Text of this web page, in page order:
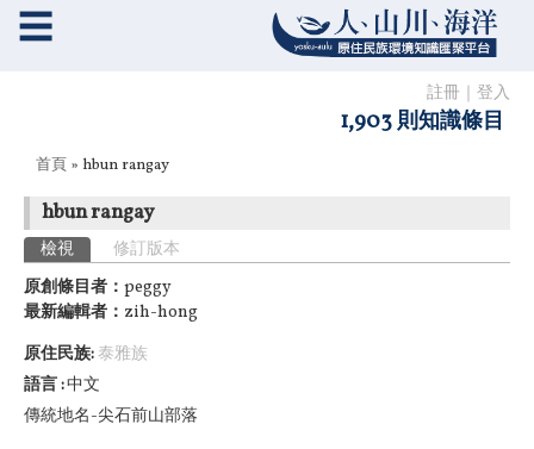
註冊 登入
1,903 則知識條目
☰
您在這裡
首頁 » hbun rangay
hbun rangay
主要索引標籤
檢視 (作用中頁籤)
修訂版本
原創條目者： peggy
最新編輯者： zih-hong
原住民族: 泰雅族
語言 中文
傳統地名-尖石前山部落